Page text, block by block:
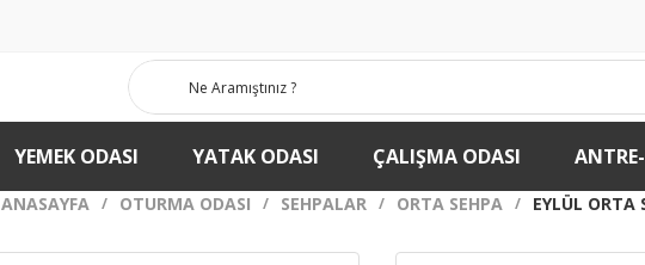
YEMEK ODASI YATAK ODASI ÇALIŞMA ODASI
ANASAYFA OTURMA ODASI SEHPALAR ORTA SEHPA EYLÜL ORTA